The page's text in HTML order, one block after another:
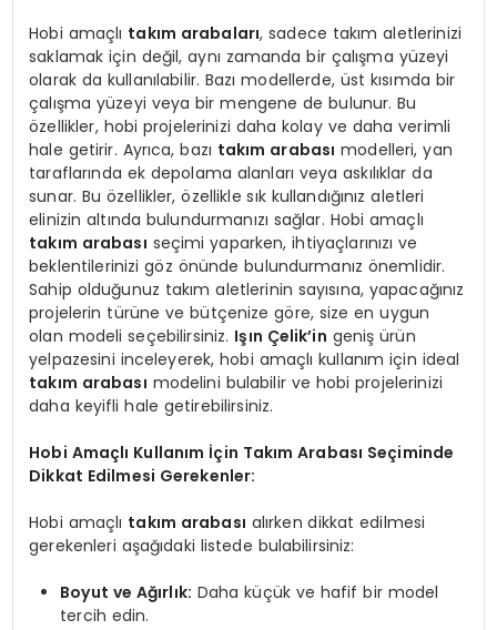
Hobi amaçlı takım arabaları, sadece takım aletlerinizi
saklamak için değil, aynı zamanda bir çalışma yüzeyi
olarak da kullanılabilir. Bazı modellerde, üst kısımda bir
çalışma yüzeyi veya bir mengene de bulunur. Bu
özellikler, hobi projelerinizi daha kolay ve daha verimli
hale getirir. Ayrıca, bazı takım arabası modelleri, yan
taraflarında ek depolama alanları veya askılıklar da
sunar. Bu özellikler, özellikle sık kullandığınız aletleri
elinizin altında bulundurmanızı sağlar. Hobi amaçlı
takım arabası seçimi yaparken, ihtiyaçlarınızı ve
beklentilerinizi göz önünde bulundurmanız önemlidir.
Sahip olduğunuz takım aletlerinin sayısına, yapacağınız
projelerin türüne ve bütçenize göre, size en uygun
olan modeli seçebilirsiniz. Işın Çelik’in geniş ürün
yelpazesini inceleyerek, hobi amaçlı kullanım için ideal
takım arabası modelini bulabilir ve hobi projelerinizi
daha keyifli hale getirebilirsiniz.
Hobi Amaçlı Kullanım İçin Takım Arabası Seçiminde
Dikkat Edilmesi Gerekenler:
Hobi amaçlı takım arabası alırken dikkat edilmesi
gerekenleri aşağıdaki listede bulabilirsiniz:
Boyut ve Ağırlık: Daha küçük ve hafif bir model
tercih edin.